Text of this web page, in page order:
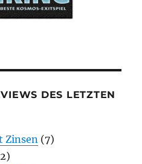
DES LETZTEN
Zinsen (7)